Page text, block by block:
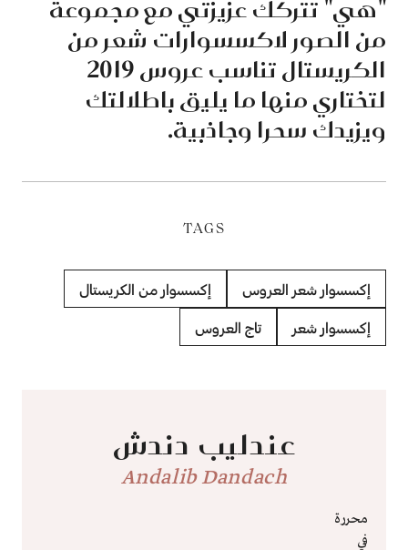
"هي" تتركك عزيزتي مع مجموعة
من الصور لاكسسوارات شعر من
الكريستال تناسب عروس 2019
لتختاري منها ما يليق باطلالتك
ويزيدك سحرا وجاذبية.
TAGS
إكسسوار شعر العروس إكسسوار من الكريستال
إكسسوار شعر تاج العروس
عندليب دندش
Andalib Dandach
محررة